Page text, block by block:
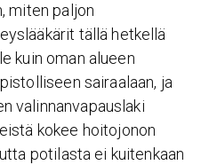
miten paljon
tällä hetkellä
kuin oman alueen
sairaalaan, ja
valinnanvapauslaki
kokee hoitojonon
potilasta ei kuitenkaan